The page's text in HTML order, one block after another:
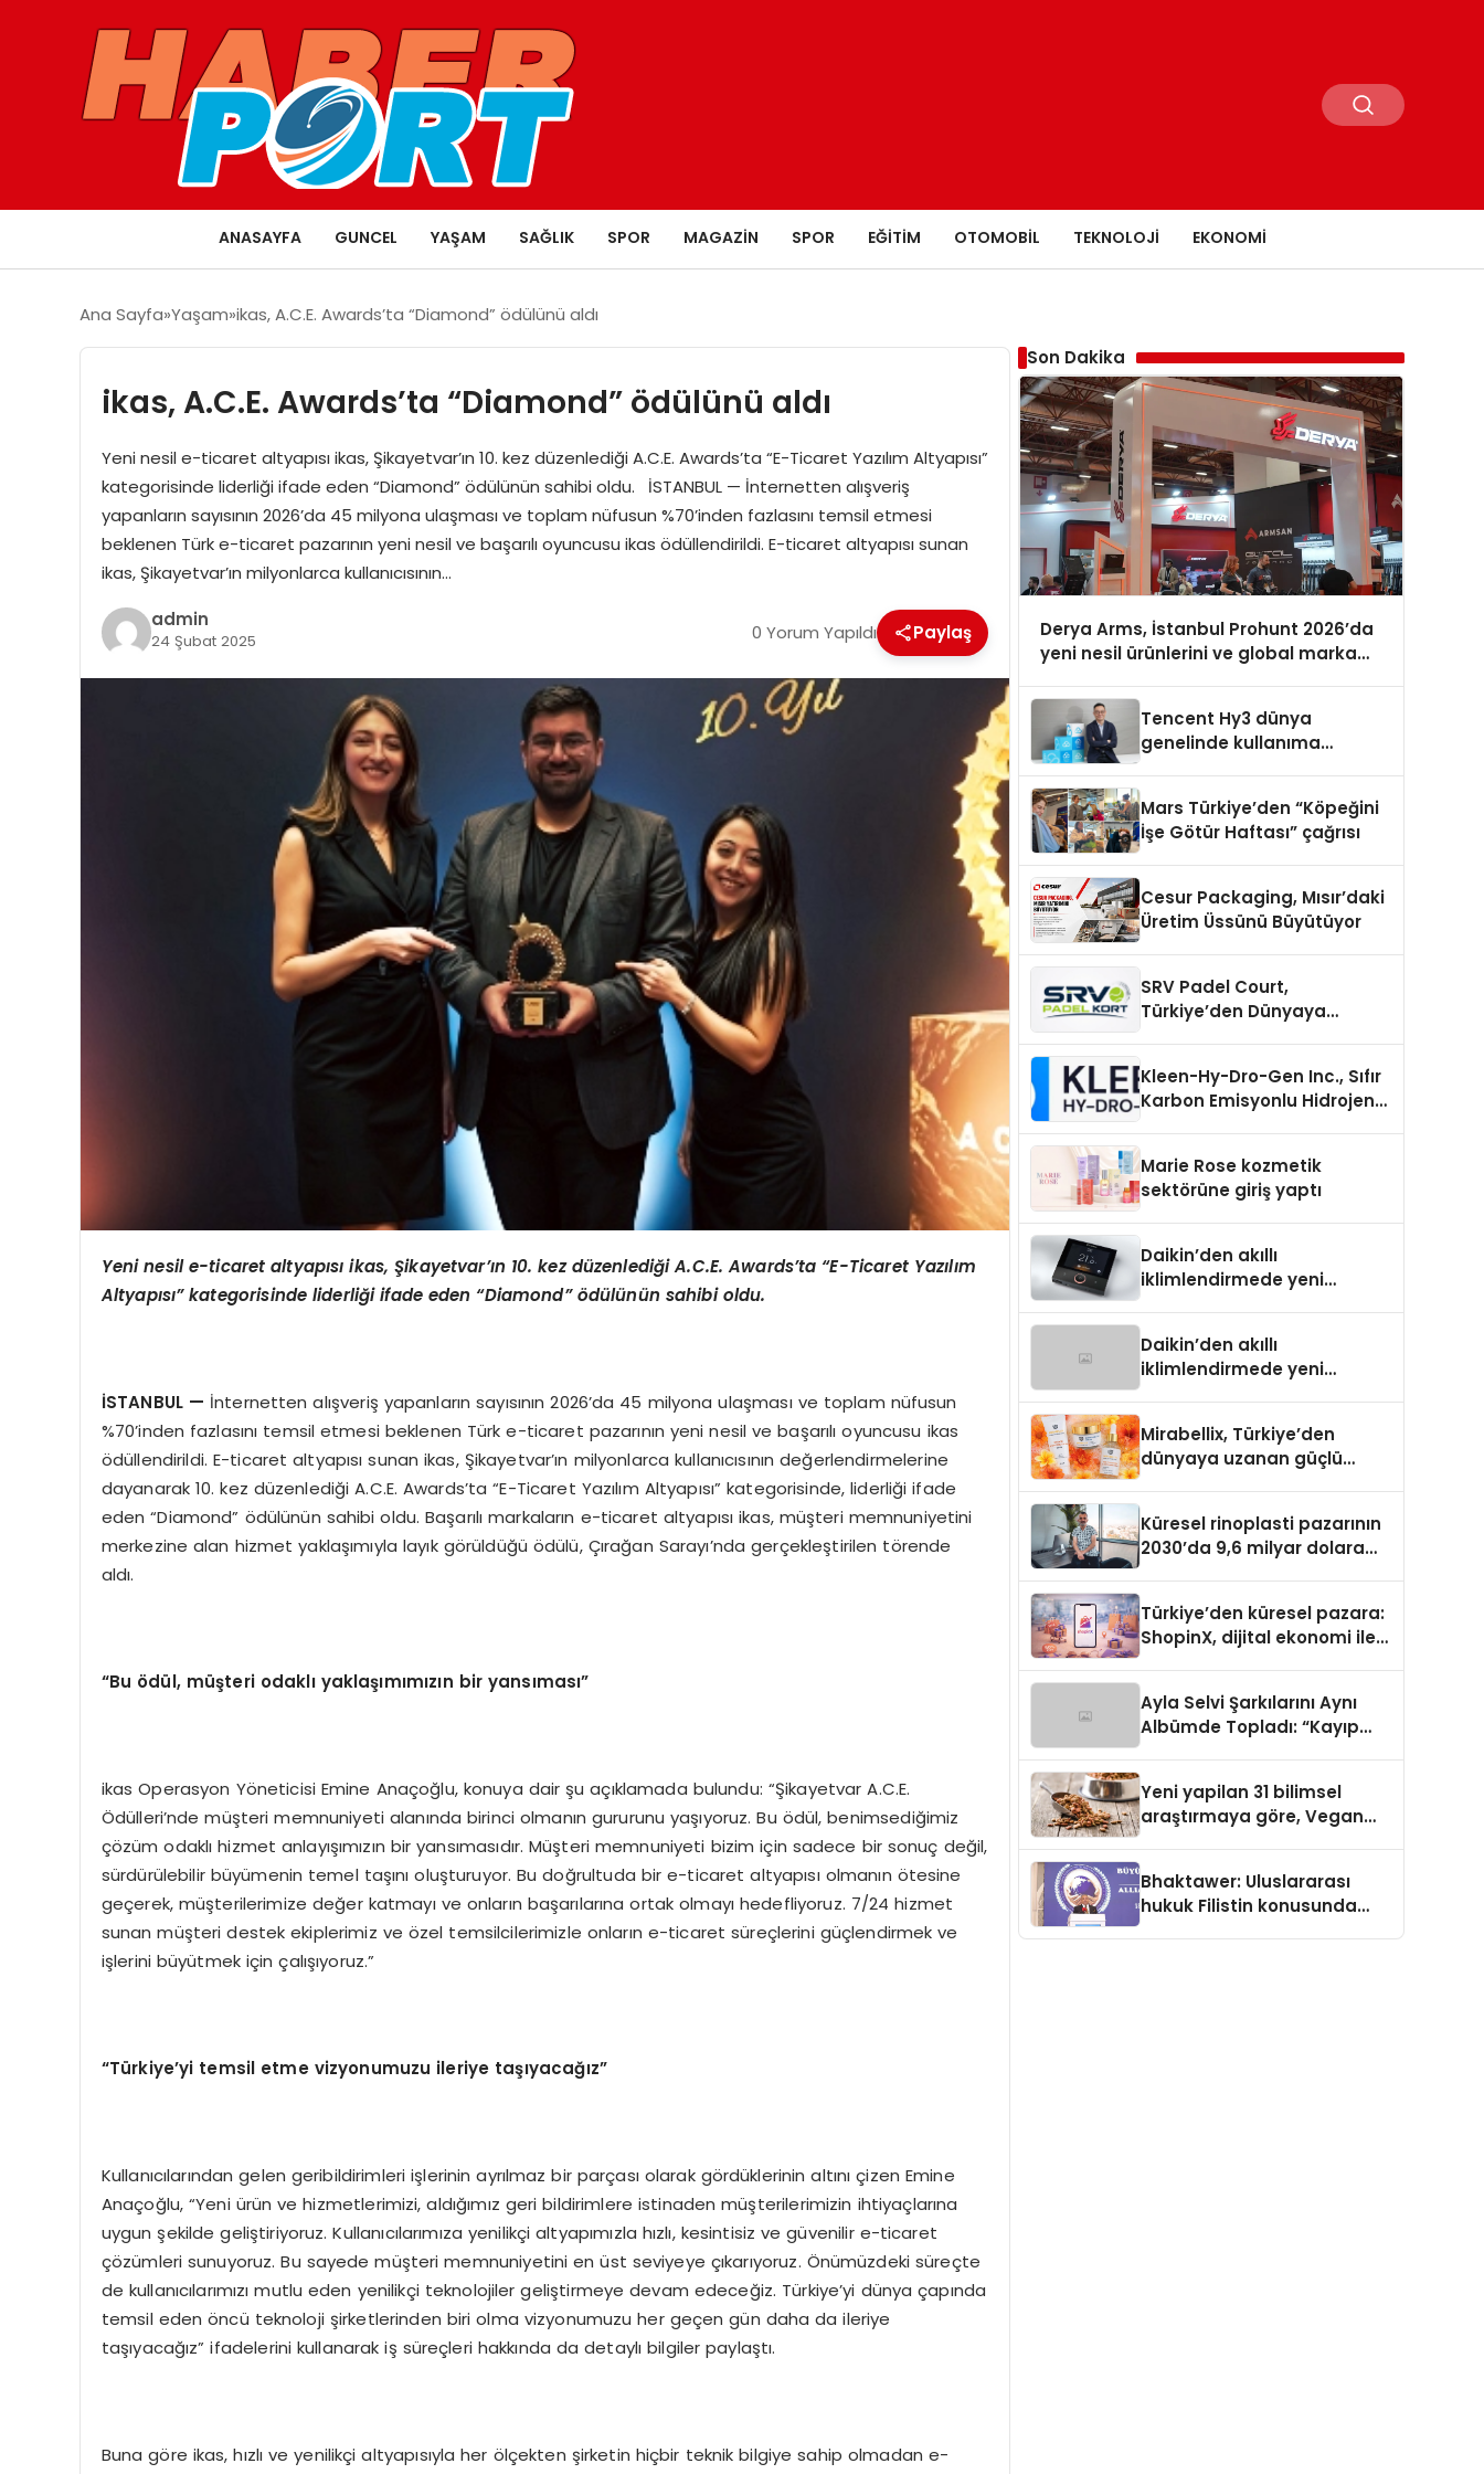
ANASAYFA GUNCEL YAŞAM SAĞLIK SPOR MAGAZIN SPOR EĞITIM OTOMOBIL TEKNOLOJI EKONOMI
Ana Sayfa Yaşam ikas, A.C.E. Awards’ta “Diamond” ödülünü aldı
ikas, A.C.E. Awards’ta “Diamond” ödülünü aldı
Yeni nesil e-ticaret altyapısı ikas, Şikayetvar’ın 10. kez düzenlediği A.C.E. Awards’ta “E-Ticaret Yazılım Altyapısı”
kategorisinde liderliği ifade eden “Diamond” ödülünün sahibi oldu. İSTANBUL — İnternetten alışveriş
yapanların sayısının 2026’da 45 milyona ulaşması ve toplam nüfusun %70’inden fazlasını temsil etmesi
beklenen Türk e-ticaret pazarının yeni nesil ve başarılı oyuncusu ikas ödüllendirildi. E-ticaret altyapısı sunan
ikas, Şikayetvar’ın milyonlarca kullanıcısının…
admin
24 Şubat 2025 0 Yorum Yapıldı Paylaş
Yeni nesil e-ticaret altyapısıikas,Şikayetvar’ın 10. kez düzenlediği A.C.E. Awards’ta “E-Ticaret Yazılım
Altyapısı”kategorisinde liderliği ifade eden “Diamond” ödülünün sahibi oldu.
İSTANBUL — İnternetten alışveriş yapanların sayısının 2026’da 45 milyona ulaşması ve toplam nüfusun
%70’inden fazlasını temsil etmesi beklenen Türk e-ticaret pazarının yeni nesil ve başarılı oyuncusu ikas
ödüllendirildi. E-ticaret altyapısı sunan ikas, Şikayetvar’ın milyonlarca kullanıcısının değerlendirmelerine
dayanarak 10. kez düzenlediği A.C.E. Awards’ta “E-Ticaret Yazılım Altyapısı” kategorisinde, liderliği ifade
eden “Diamond” ödülünün sahibi oldu. Başarılı markaların e-ticaret altyapısı ikas, müşteri memnuniyetini
merkezine alan hizmet yaklaşımıyla layık görüldüğü ödülü, Çırağan Sarayı’nda gerçekleştirilen törende
aldı.
“Bu ödül, müşteri odaklı yaklaşımımızın bir yansıması”
ikas Operasyon Yöneticisi Emine Anaçoğlu, konuya dair şu açıklamada bulundu: “Şikayetvar A.C.E.
Ödülleri’nde müşteri memnuniyeti alanında birinci olmanın gururunu yaşıyoruz. Bu ödül, benimsediğimiz
çözüm odaklı hizmet anlayışımızın bir yansımasıdır. Müşteri memnuniyeti bizim için sadece bir sonuç değil,
sürdürülebilir büyümenin temel taşını oluşturuyor. Bu doğrultuda bir e-ticaret altyapısı olmanın ötesine
geçerek, müşterilerimize değer katmayı ve onların başarılarına ortak olmayı hedefliyoruz. 7/24 hizmet
sunan müşteri destek ekiplerimiz ve özel temsilcilerimizle onların e-ticaret süreçlerini güçlendirmek ve
işlerini büyütmek için çalışıyoruz.”
“Türkiye’yi temsil etme vizyonumuzu ileriye taşıyacağız”
Kullanıcılarından gelen geribildirimleri işlerinin ayrılmaz bir parçası olarak gördüklerinin altını çizen Emine
Anaçoğlu, “Yeni ürün ve hizmetlerimizi, aldığımız geri bildirimlere istinaden müşterilerimizin ihtiyaçlarına
uygun şekilde geliştiriyoruz. Kullanıcılarımıza yenilikçi altyapımızla hızlı, kesintisiz ve güvenilir e-ticaret
çözümleri sunuyoruz. Bu sayede müşteri memnuniyetini en üst seviyeye çıkarıyoruz. Önümüzdeki süreçte
de kullanıcılarımızı mutlu eden yenilikçi teknolojiler geliştirmeye devam edeceğiz. Türkiye’yi dünya çapında
temsil eden öncü teknoloji şirketlerinden biri olma vizyonumuzu her geçen gün daha da ileriye
taşıyacağız” ifadelerini kullanarak iş süreçleri hakkında da detaylı bilgiler paylaştı.
Buna göre ikas, hızlı ve yenilikçi altyapısıyla her ölçekten şirketin hiçbir teknik bilgiye sahip olmadan e-
Son Dakika
Derya Arms, İstanbul Prohunt 2026’da
yeni nesil ürünlerini ve global marka
Tencent Hy3 dünya
genelinde kullanıma
Mars Türkiye’den “Köpeğini
İşe Götür Haftası” çağrısı
Cesur Packaging, Mısır’daki
Üretim Üssünü Büyütüyor
SRV Padel Court,
Türkiye’den Dünyaya
Kleen-Hy-Dro-Gen Inc., Sıfır
Karbon Emisyonlu Hidrojen
Aldı
Marie Rose kozmetik
sektörüne giriş yaptı
Daikin’den akıllı
iklimlendirmede yeni
Daikin’den akıllı
iklimlendirmede yeni
Mirabellix, Türkiye’den
dünyaya uzanan güçlü
Küresel rinoplasti pazarının
2030’da 9,6 milyar dolara
Türkiye’den küresel pazara:
ShopinX, dijital ekonomi ile
Ayla Selvi Şarkılarını Aynı
Albümde Topladı: “Kayıp
Yeni yapilan 31 bilimsel
araştırmaya göre, Vegan
Sindirildiğini Ortaya Koydu
Bhaktawer: Uluslararası
hukuk Filistin konusunda